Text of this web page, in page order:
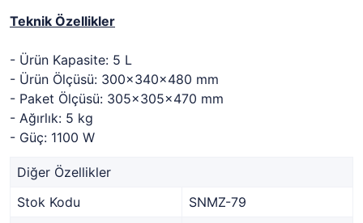
Teknik Özellikler
- Ürün Kapasite: 5 L
- Ürün Ölçüsü: 300x340x480 mm
- Paket Ölçüsü: 305x305x470 mm
- Ağırlık: 5 kg
- Güç: 1100 W
Diğer Özellikler
Stok Kodu
SNMZ-79